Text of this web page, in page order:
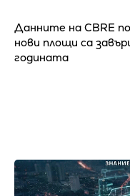
Данните на CBRE
нови площи са
годината